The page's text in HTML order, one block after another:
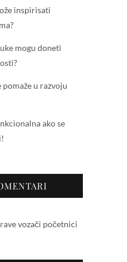
inspirisati
mogu doneti
u razvoju
ako se
vozači početnici